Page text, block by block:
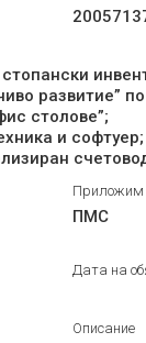
развитие”
столове”;
и софтуер;
Приложим
ПМС
Дата на
Описание